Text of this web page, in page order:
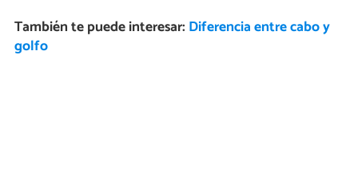
También te puede interesar: Diferencia entre cabo y
golfo